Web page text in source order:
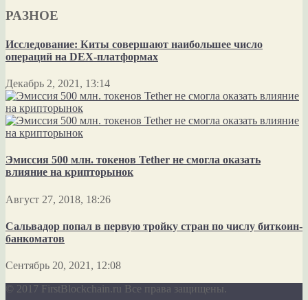
РАЗНОЕ
Исследование: Киты совершают наибольшее число
операций на DEX-платформах
Декабрь 2, 2021, 13:14
Эмиссия 500 млн. токенов Tether не смогла оказать
влияние на крипторынок
Август 27, 2018, 18:26
Сальвадор попал в первую тройку стран по числу биткоин-
банкоматов
Сентябрь 20, 2021, 12:08
© 2017 FirstBlockchain.ru Все права защищены.